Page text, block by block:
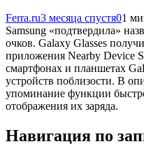
Ferra.ru3 месяца спустя01
Samsung «подтвердила»
очков. Galaxy Glasses
приложения Nearby Device
смартфонах и планшетах
устройств поблизости. В
упоминание функции
отображения их заряда.
Навигация по